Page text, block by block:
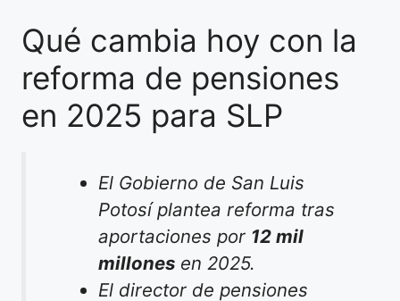
Qué cambia hoy con la
reforma de pensiones
en 2025 para SLP
El Gobierno de San Luis
Potosí plantea reforma tras
aportaciones por 12 mil
millones en 2025.
El director de pensiones